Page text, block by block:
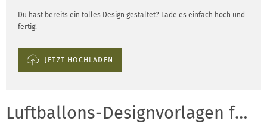
Du hast bereits ein tolles Design gestaltet? Lade es einfach hoch und
fertig!
JETZT HOCHLADEN
Luftballons-Designvorlagen für Anlässe